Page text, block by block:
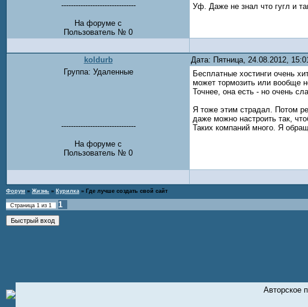
-------------------------------
На форуме с
Пользователь № 0
Уф. Даже не знал что гугл и
koldurb Дата: Пятница, 24.08.2012,
Группа: Удаленные
-------------------------------
На форуме с
Пользователь № 0
Бесплатные хостинги очень
может тормозить или вообще
Точнее, она есть - но очень
Я тоже этим страдал. Потом
даже можно настроить так,
Таких компаний много. Я
Форум » Жизнь » Курилка » Где лучше создать свой сайт
Страница 1 из 1
1
Авторское